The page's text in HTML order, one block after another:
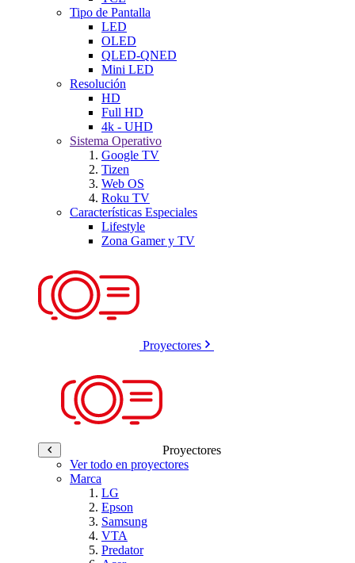
Tipo de Pantalla
LED
OLED
QLED-QNED
Mini LED
Resolución
HD
Full HD
4k - UHD
Sistema Operativo
Google TV
Tizen
Web OS
Roku TV
Características Especiales
Lifestyle
Zona Gamer y TV
Proyectores
Proyectores
Ver todo en proyectores
Marca
LG
Epson
Samsung
VTA
Predator